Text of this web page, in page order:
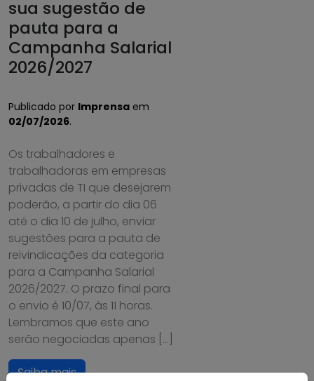
sua sugestão de
pauta para a
Campanha Salarial
2026/2027
Publicado por Imprensa em
02/07/2026.
Os trabalhadores e
trabalhadoras em empresas
privadas de TI que desejarem
poderão, a partir do dia 06
até o dia 10 de julho, enviar
sugestões para a pauta de
reivindicações da categoria
para a Campanha Salarial
2026/2027. O prazo final para
o envio é 10/07, às 11 horas.
Lembramos que este ano
serão negociadas apenas […]
Saiba mais